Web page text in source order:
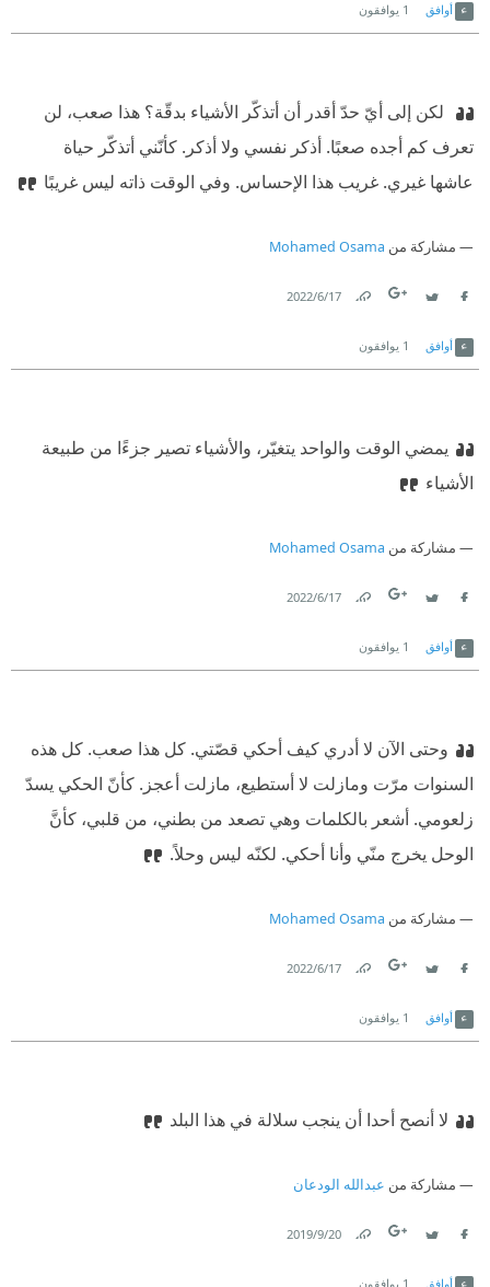
أوافق 1 يوافقون
‫ لكن إلى أيّ حدّ أقدر أن أتذكّر الأشياء بدقّة؟ هذا صعب، لن
تعرف كم أجده صعبًا. أذكر نفسي ولا أذكر. كأنّني أتذكّر حياة
عاشها غيري. غريب هذا الإحساس. وفي الوقت ذاته ليس غريبًا
مشاركة من Mohamed Osama
17‏/6‏/2022
أوافق 1 يوافقون
يمضي الوقت والواحد يتغيّر، والأشياء تصير جزءًا من طبيعة
الأشياء
مشاركة من Mohamed Osama
17‏/6‏/2022
أوافق 1 يوافقون
وحتى الآن لا أدري كيف أحكي قصّتي. كل هذا صعب. كل هذه
السنوات مرّت ومازلت لا أستطيع، مازلت أعجز. كأنّ الحكي يسدّ
زلعومي. أشعر بالكلمات وهي تصعد من بطني، من قلبي، كأنَّ
الوحل يخرج منّي وأنا أحكي. لكنّه ليس وحلاً.
مشاركة من Mohamed Osama
17‏/6‏/2022
أوافق 1 يوافقون
لا أنصح أحدا أن ينجب سلالة في هذا البلد
مشاركة من عبدالله الودعان
20‏/9‏/2019
أوافق 1 يوافقون